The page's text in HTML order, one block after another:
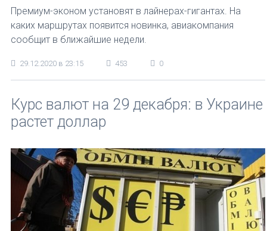
Премиум-эконом установят в лайнерах-гигантах. На
каких маршрутах появится новинка, авиакомпания
сообщит в ближайшие недели.
29.12.2020 в 23:15 453 0
Курс валют на 29 декабря: в Украине
растет доллар